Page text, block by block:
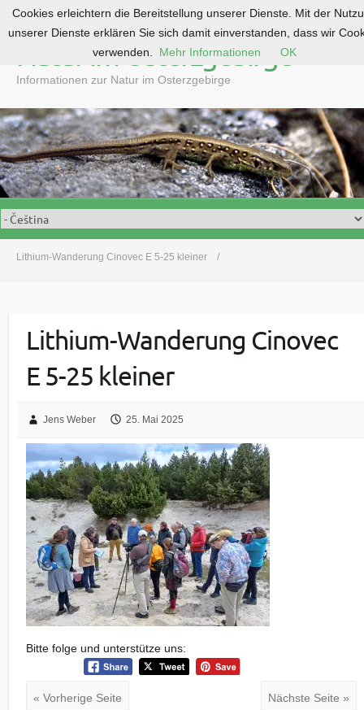
o
c
o
n
t
e
n
Natur im Osterzgebirge
Informationen zur Natur im Osterzgebirge
Lithium-Wanderung Cinovec E 5-25 kleiner
Lithium-Wanderung Cinovec
E 5-25 kleiner
Jens Weber 25. Mai 2025
Bitte folge und unterstütze uns:
« Vorherige Seite Nächste Seite »
Cookies erleichtern die Bereitstellung unserer Dienste. Mit der
unserer Dienste erklären Sie sich damit einverstanden, dass wir
verwenden.
Mehr Informationen OK